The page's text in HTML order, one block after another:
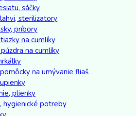
sáčky
sterilizatory
príbory
na cumlíky
na cumlíky
na umývanie fliaš
plienky
hygienické potreby